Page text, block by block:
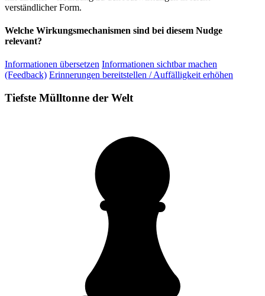
verständlicher Form.
Welche Wirkungsmechanismen sind bei diesem Nudge
relevant?
Informationen übersetzen Informationen sichtbar machen
(Feedback) Erinnerungen bereitstellen / Auffälligkeit erhöhen
Tiefste Mülltonne der Welt